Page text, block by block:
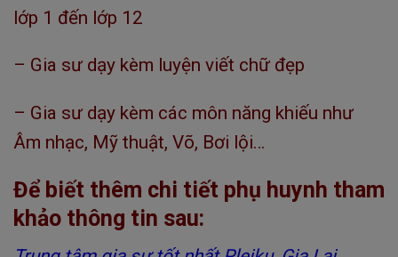
lớp 1 đến lớp 12
– Gia sư dạy kèm luyện viết chữ đẹp
– Gia sư dạy kèm các môn năng khiếu như
Âm nhạc, Mỹ thuật, Võ, Bơi lội…
Để biết thêm chi tiết phụ huynh tham
khảo thông tin sau: